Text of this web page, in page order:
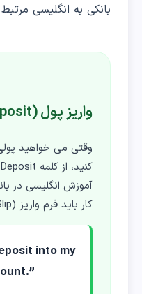
بانکی به انگلیسی
واریز پول (Making a Deposit)
وقتی می خواهید
آموزش انگلیسی در
کار باید فرم واریز (Deposit Slip) را پر کنید.
into my